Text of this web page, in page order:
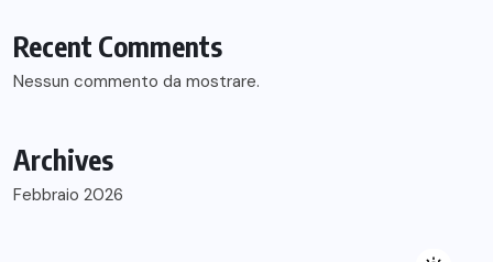
Recent Comments
Nessun commento da mostrare.
Archives
Febbraio 2026